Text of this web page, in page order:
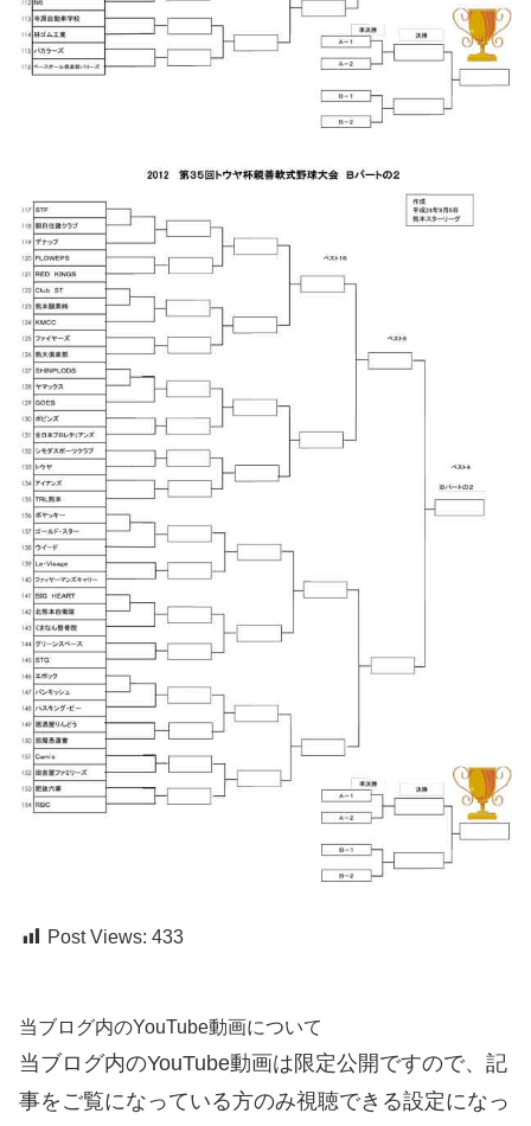
Post Views: 433
当ブログ内のYouTube動画について
当ブログ内のYouTube動画は限定公開ですので、記
事をご覧になっている方のみ視聴できる設定になっ